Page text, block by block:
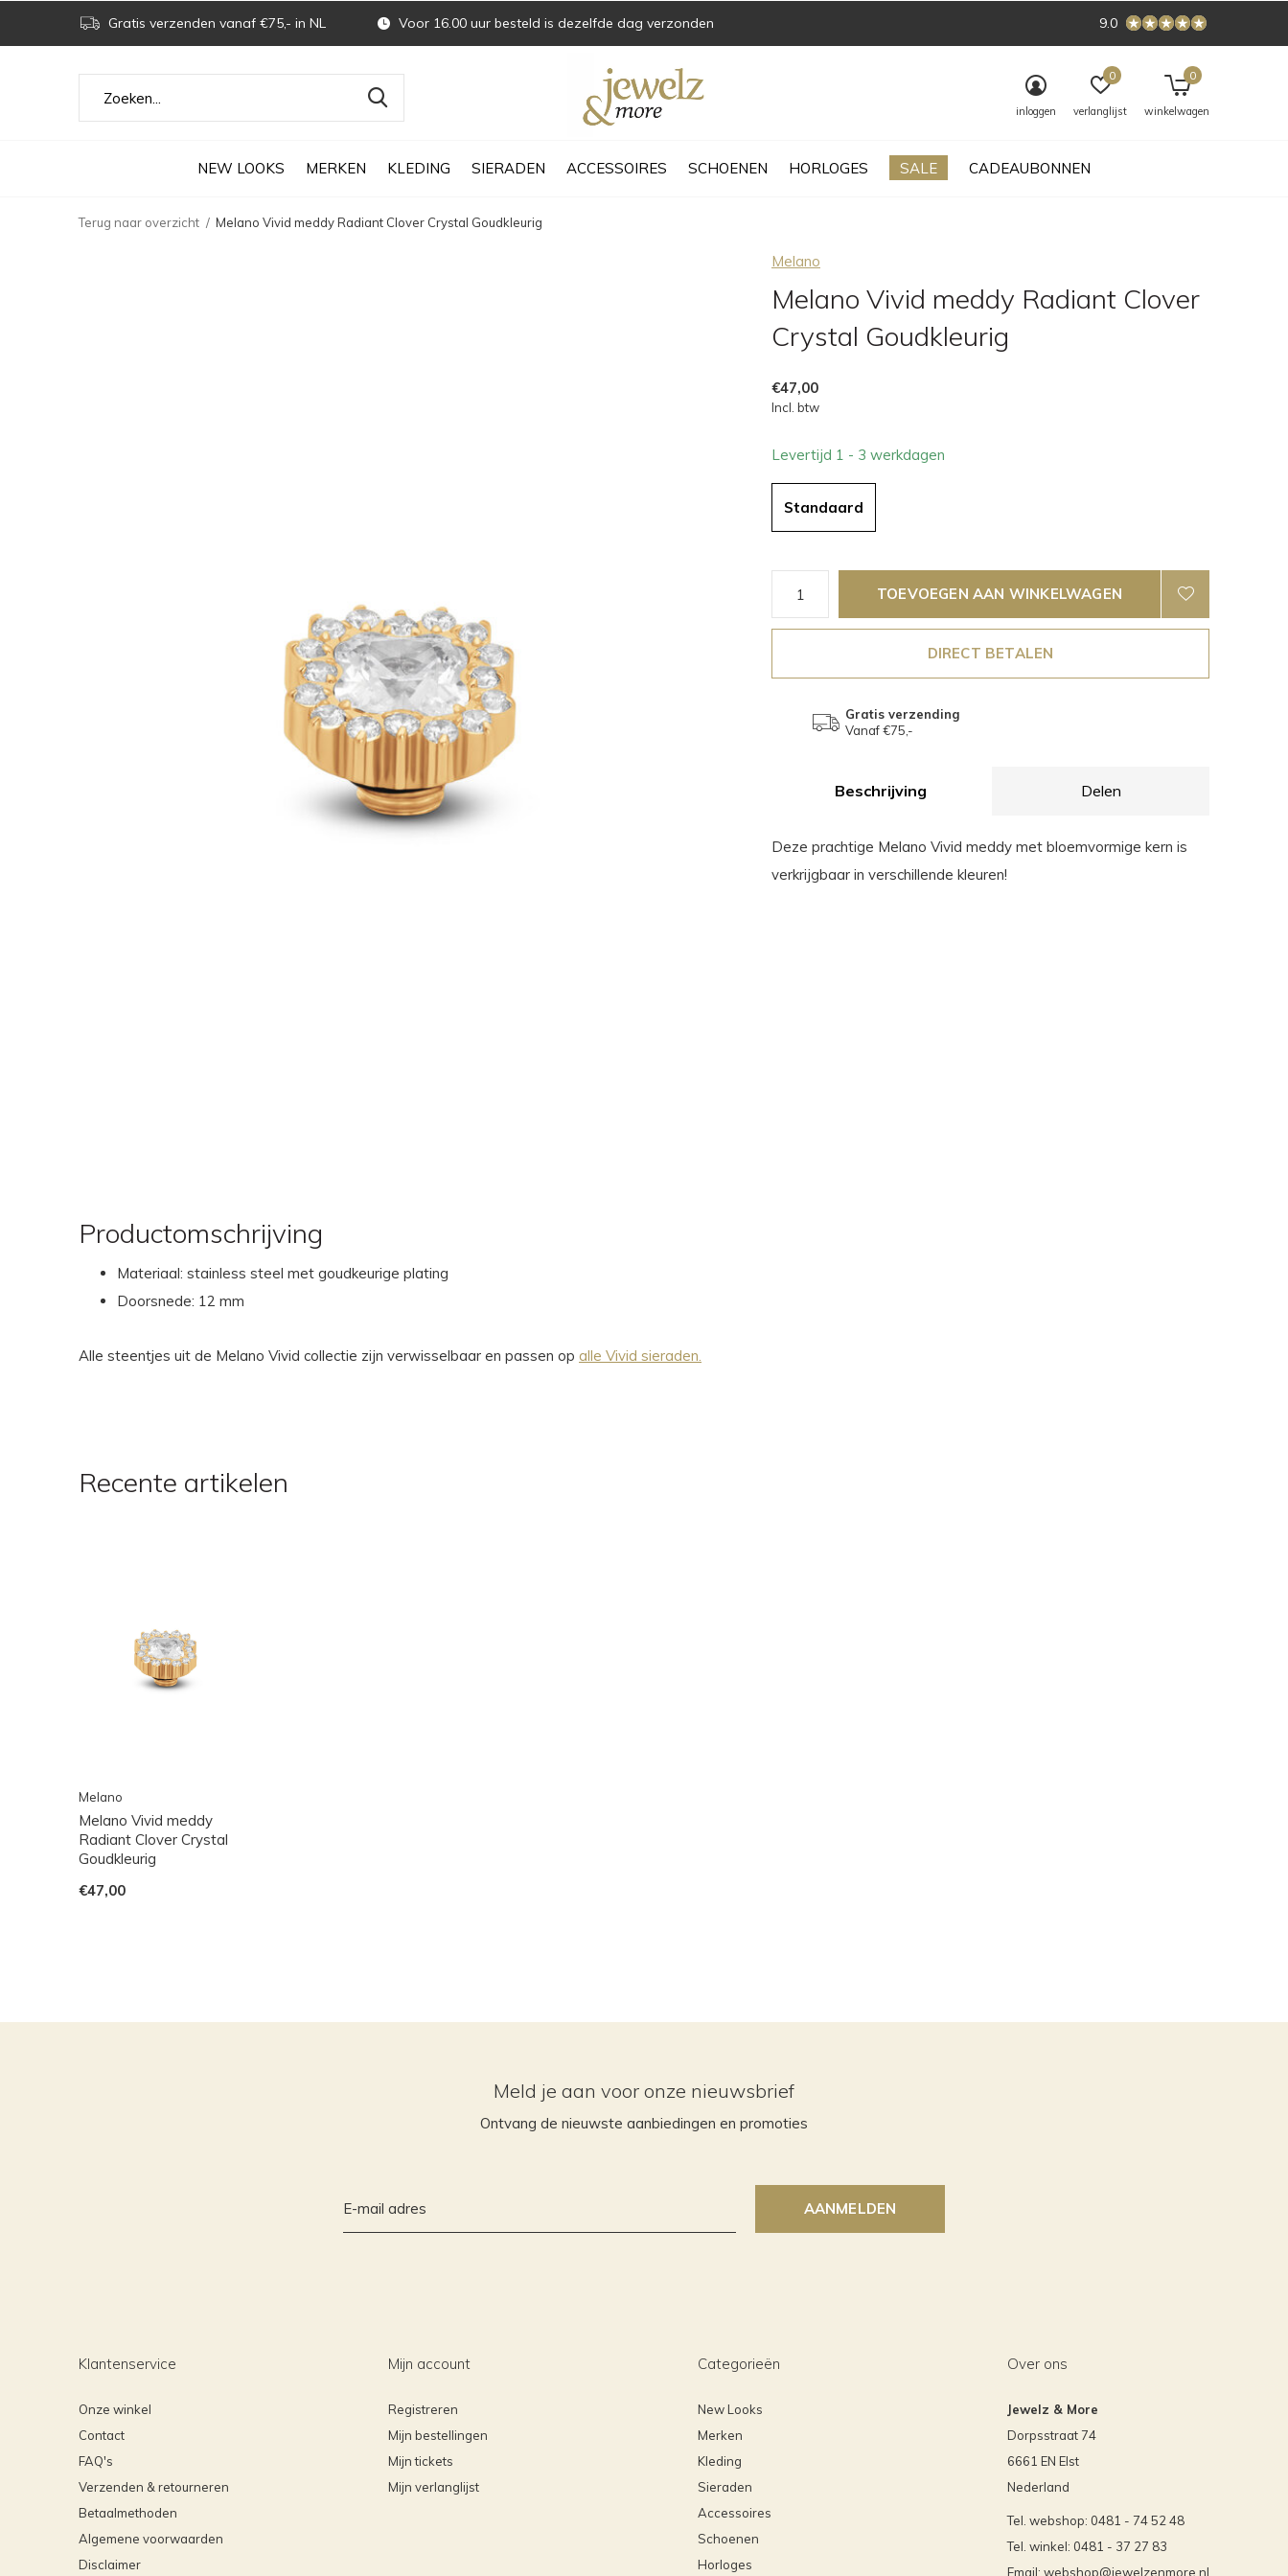
NEW LOOKS MERKEN KLEDING SIERADEN ACCESSOIRES SCHOENEN HORLOGES SALE CADEAUBONNEN
inloggen verlanglijst
0
winkelwagen
0
Gratis verzenden vanaf €75,- in NL Voor 16.00 uur besteld is dezelfde dag verzonden 9.0
Terug naar overzicht Melano Vivid meddy Radiant Clover Crystal Goudkleurig
Melano
Melano Vivid meddy Radiant Clover
Crystal Goudkleurig
€47,00
Incl. btw
Levertijd 1 - 3 werkdagen
Standaard
TOEVOEGEN AAN WINKELWAGEN
DIRECT BETALEN
Gratis verzending
Vanaf €75,-
Beschrijving Delen
Deze prachtige Melano Vivid meddy met bloemvormige kern is
verkrijgbaar in verschillende kleuren!
Productomschrijving
Materiaal: stainless steel met goudkeurige plating
Doorsnede: 12 mm
Alle steentjes uit de Melano Vivid collectie zijn verwisselbaar en passen op alle Vivid sieraden.
Recente artikelen
Melano
Melano Vivid meddy
Radiant Clover Crystal
Goudkleurig
€47,00
Meld je aan voor onze nieuwsbrief
Ontvang de nieuwste aanbiedingen en promoties
AANMELDEN
Klantenservice
Onze winkel
Contact
FAQ's
Verzenden & retourneren
Betaalmethoden
Algemene voorwaarden
Disclaimer
Mijn account
Registreren
Mijn bestellingen
Mijn tickets
Mijn verlanglijst
Categorieën
New Looks
Merken
Kleding
Sieraden
Accessoires
Schoenen
Horloges
Over ons
Jewelz & More
Dorpsstraat 74
6661 EN Elst
Nederland
Tel. webshop: 0481 - 74 52 48
Tel. winkel: 0481 - 37 27 83
Email: webshop@jewelzenmore.nl